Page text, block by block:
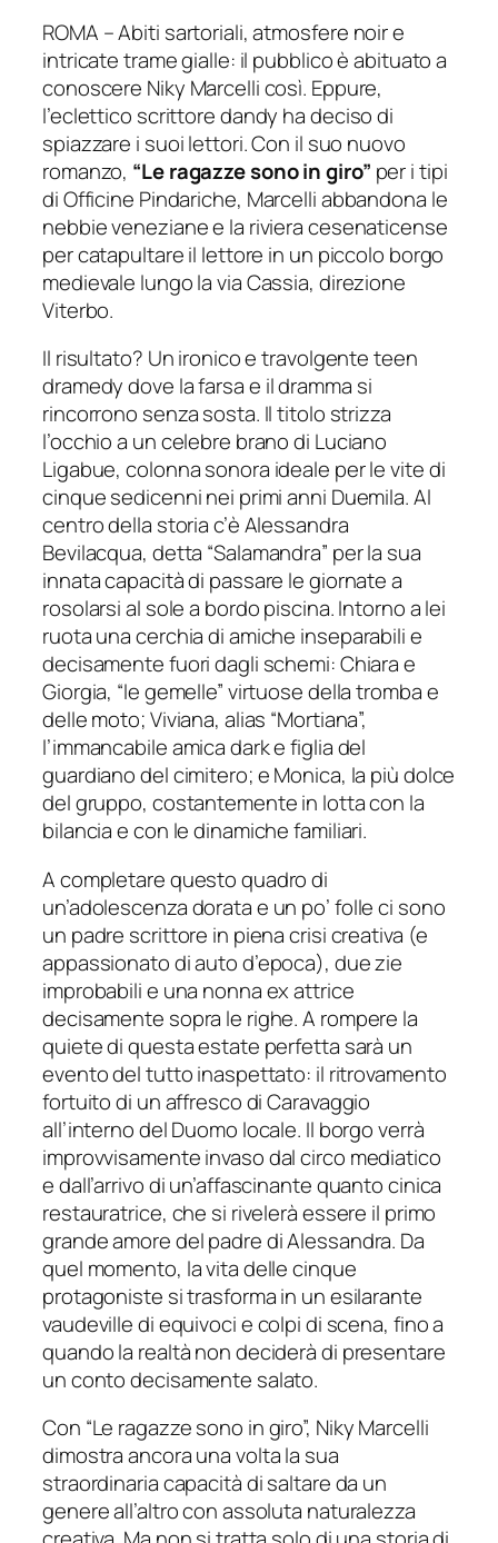
ROMA – Abiti sartoriali, atmosfere noire
intricate trame gialle: il pubblico è abituato a
conoscere Niky Marcelli così. Eppure,
l’eclettico scrittoredandy ha deciso di
spiazzare i suoi lettori. Con il suo nuovo
romanzo, “Le ragazze sono in giro” per i tipi
diOfficine Pindariche, Marcelli abbandona le
nebbie veneziane e la riviera cesenaticense
per catapultare il lettore in un piccolo borgo
medievale lungo la via Cassia, direzione
Viterbo.
Il risultato? Un ironico e travolgenteteen
dramedydove la farsa e il dramma si
rincorrono senza sosta. Il titolo strizza
l’occhio a un celebre brano di Luciano
Ligabue, colonna sonora ideale per le vite di
cinque sedicenni nei primi anni Duemila. Al
centro della storia c’è Alessandra
Bevilacqua, detta “Salamandra” per la sua
innata capacità di passare le giornate a
rosolarsi al sole a bordo piscina. Intorno a lei
ruota una cerchia di amiche inseparabili e
decisamente fuori dagli schemi: Chiara e
Giorgia, “le gemelle” virtuose della tromba e
delle moto; Viviana, alias “Mortiana”,
l’immancabile amica dark e figlia del
guardiano del cimitero; e Monica, la più dolce
del gruppo, costantemente in lotta con la
bilancia e con le dinamiche familiari.
A completare questo quadro di
un’adolescenza dorata e un po’ folle ci sono
un padre scrittore in piena crisi creativa (e
appassionato di auto d’epoca), due zie
improbabili e una nonna ex attrice
decisamente sopra le righe. A rompere la
quiete di questa estate perfetta sarà un
evento del tutto inaspettato: il ritrovamento
fortuito di un affresco di Caravaggio
all’interno del Duomo locale. Il borgo verrà
improvvisamente invaso dal circo mediatico
e dall’arrivo di un’affascinante quanto cinica
restauratrice, che si rivelerà essere il primo
grande amore del padre di Alessandra. Da
quel momento, la vita delle cinque
protagoniste si trasforma in un esilarante
vaudevilledi equivoci e colpi di scena, fino a
quando la realtà non deciderà di presentare
un conto decisamente salato.
Con “Le ragazze sono in giro”, Niky Marcelli
dimostra ancora una volta la sua
straordinaria capacità di saltare da un
genere all’altro con assoluta naturalezza